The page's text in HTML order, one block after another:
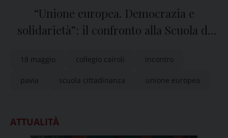
“Unione europea. Democrazia e
solidarietà”: il confronto alla Scuola di
18 maggio collegio cairoli incontro
pavia scuola cittadinanza unione europea
ATTUALITÀ